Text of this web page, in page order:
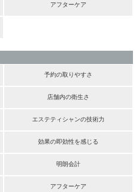
アフターケア
予約の取りやすさ
店舗内の衛生さ
エステティシャンの技術力
効果の即効性を感じる
明朗会計
アフターケア